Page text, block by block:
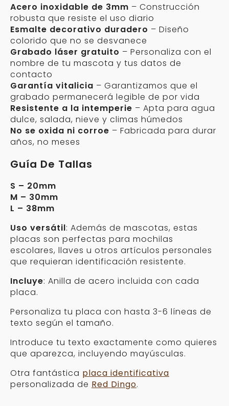
Acero inoxidable de 3mm – Construcción
robusta que resiste el uso diario
Esmalte decorativo duradero – Diseño
colorido que no se desvanece
Grabado láser gratuito – Personaliza con el
nombre de tu mascota y tus datos de
contacto
Garantía vitalicia – Garantizamos que el
grabado permanecerá legible de por vida
Resistente a la intemperie – Apta para agua
dulce, salada, nieve y climas húmedos
No se oxida ni corroe – Fabricada para durar
años, no meses
Guía De Tallas
S – 20mm
M – 30mm
L – 38mm
Uso versátil: Además de mascotas, estas
placas son perfectas para mochilas
escolares, llaves u otros artículos personales
que requieran identificación resistente.
Incluye: Anilla de acero incluida con cada
placa.
Personaliza tu placa con hasta 3-6 líneas de
texto según el tamaño.
Introduce tu texto exactamente como quieres
que aparezca, incluyendo mayúsculas.
Otra fantástica placa identificativa
personalizada de Red Dingo.